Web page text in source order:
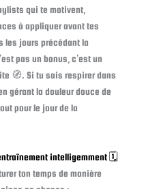
qui te motivent,
à appliquer avant tes
les jours précédant la
pas un bonus, c’est un
🧭. Si tu sais respirer dans
gérant la douleur douce de
pour le jour de la
intelligemment 🗓️
ton temps de manière